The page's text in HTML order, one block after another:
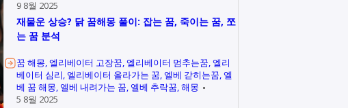
9 8월 2025
재물운 상승? 닭 꿈해몽 풀이: 잡는 꿈, 죽이는 꿈, 쪼
는 꿈 분석
꿈 해몽 엘리베이터 고장꿈 엘리베이터 멈추는꿈 엘리
베이터 심리 엘리베이터 올라가는 꿈 엘베 갇히는꿈 엘
베 꿈 해몽 엘베 내려가는 꿈 엘베 추락꿈 해몽
5 8월 2025